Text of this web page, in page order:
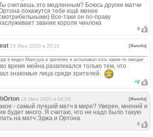
считаешь это медленным? Боюсь другие матчи
покажутся тебе ещё менее
Все-таки он по-праву
звание короля чинлока
0
15 Июн 2020 в 20:21 [Жалоба]
я видел Мансура в зрителях я испытывал хоть какие-то эмоции
время мейна развлекался только тем, что
знакомые лица среди зрителей.
+2
15 Июн 2020 в 06:28 [Жалоба]
- самый лучший матч в мире? Уверен, мнений и
будет много. Я считаю, что не надо было такую
на матч Эджа и Ортона.
0